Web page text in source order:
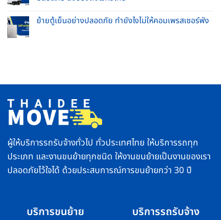
ของ
ครบ
จบ
ทำ
อย่างไร
Comments
on
รวดเร็ว
ส่ง
ของ
ถึง
ไว
ทั่ว
ย้ายตู้เย็นอย่างปลอดภัย ทำยังไงไม่ให้คอมเพรสเซอร์พัง
ไม่
ให้
คอมเพรสเซอร์
พัง
ผู้ให้บริการรถรับจ้างทั่วไป ทั่วประเทศไทย ให้บริการรถทุก
ประเภท และงานขนย้ายทุกชนิด ให้งานขนย้ายเป็นงานของเรา
ปลอดภัยไว้ใจได้ ด้วยประสบการณ์การขนย้ายกว่า 30 ปี
บริการขนย้าย บริการรถรับจ้าง